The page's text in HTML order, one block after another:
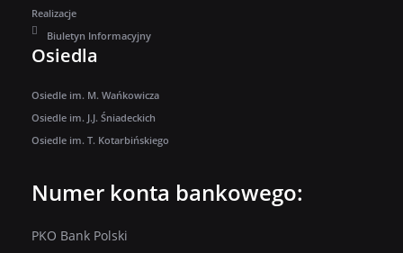
Realizacje
Biuletyn Informacyjny
Osiedla
Osiedle im. M. Wańkowicza
Osiedle im. J.J. Śniadeckich
Osiedle im. T. Kotarbińskiego
Numer konta bankowego:
PKO Bank Polski